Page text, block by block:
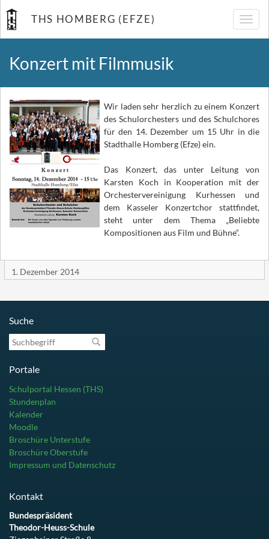
THS HOMBERG (EFZE)
Konzert mit Filmmusik
Wir laden sehr herzlich zu einem Konzert
des Schulorchesters und des Schulchores
für den 14. Dezember um 15 Uhr in die
Stadthalle Homberg (Efze) ein.
Das Konzert, das unter Leitung von
Karsten Koch in Kooperation mit der
Orchestervereinigung Kurhessen und
dem Kasseler Konzertchor stattfindet,
steht unter dem Thema „Beliebte
Kompositionen aus Film und Bühne“.
1. Dezember 2014
Suche
Suchbegriff
Portale
Schulportal Hessen (THS)
Stundenplan
Kalender
Moodle
Broschüre Unterstufe
Broschüre Oberstufe
Impressum und Datenschutz
Kontakt
Bundespräsident
Theodor-Heuss-Schule